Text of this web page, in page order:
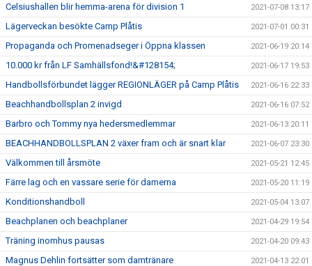
Celsiushallen blir hemma-arena för division 1 2021-07-08 13:17
Lägerveckan besökte Camp Plåtis 2021-07-01 00:31
Propaganda och Promenadseger i Öppna klassen 2021-06-19 20:14
10.000 kr från LF Samhällsfond!&#128154; 2021-06-17 19:53
Handbollsförbundet lägger REGIONLÄGER på Camp Plåtis 2021-06-16 22:33
Beachhandbollsplan 2 invigd 2021-06-16 07:52
Barbro och Tommy nya hedersmedlemmar 2021-06-13 20:11
BEACHHANDBOLLSPLAN 2 växer fram och är snart klar 2021-06-07 23:30
Välkommen till årsmöte 2021-05-21 12:45
Färre lag och en vassare serie för damerna 2021-05-20 11:19
Konditionshandboll 2021-05-04 13:07
Beachplanen och beachplaner 2021-04-29 19:54
Träning inomhus pausas 2021-04-20 09:43
Magnus Dehlin fortsätter som damtränare 2021-04-13 22:01